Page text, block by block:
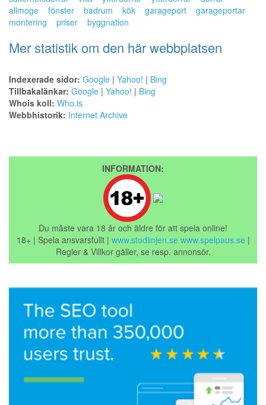
allmoge
fönster badrum kök garageport
garageportar
montering
priser byggnation
Mer statistik om den här webbplatsen
Indexerade sidor: Google | Yahoo! | Bing
Tillbakalänkar: Google | Yahoo! | Bing
Whois koll: Who.is
Webbhistorik: Internet Archive
INFORMATION:
Du måste vara 18 år och äldre för att spela online!
18+ | Spela ansvarsfullt | www.stodlinjen.se www.spelpaus.se |
Regler & Villkor gäller, se resp. annonsör.